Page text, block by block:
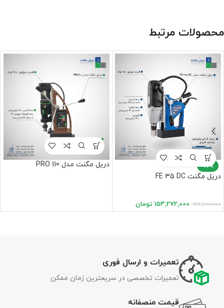
محصولات مرتبط
-8%
دریل مگنت FE 35 DC
166,600,000
153,272,000 تومان
دریل مگنت مدل PRO 110
تعمیرات و ارسال فوری
تعمیرات تخصصی در سریعترین زمان ممکن
قیمت منصفانه